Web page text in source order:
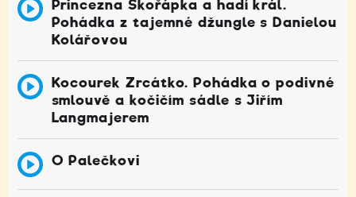
Princezna Skořápka a hadí král.
Pohádka z tajemné džungle s Danielou
Kolářovou
Kocourek Zrcátko. Pohádka o podivné
smlouvě a kočičím sádle s Jiřím
Langmajerem
O Palečkovi